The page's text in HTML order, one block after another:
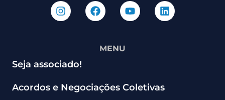
MENU
Seja associado!
Acordos e Negociações Coletivas